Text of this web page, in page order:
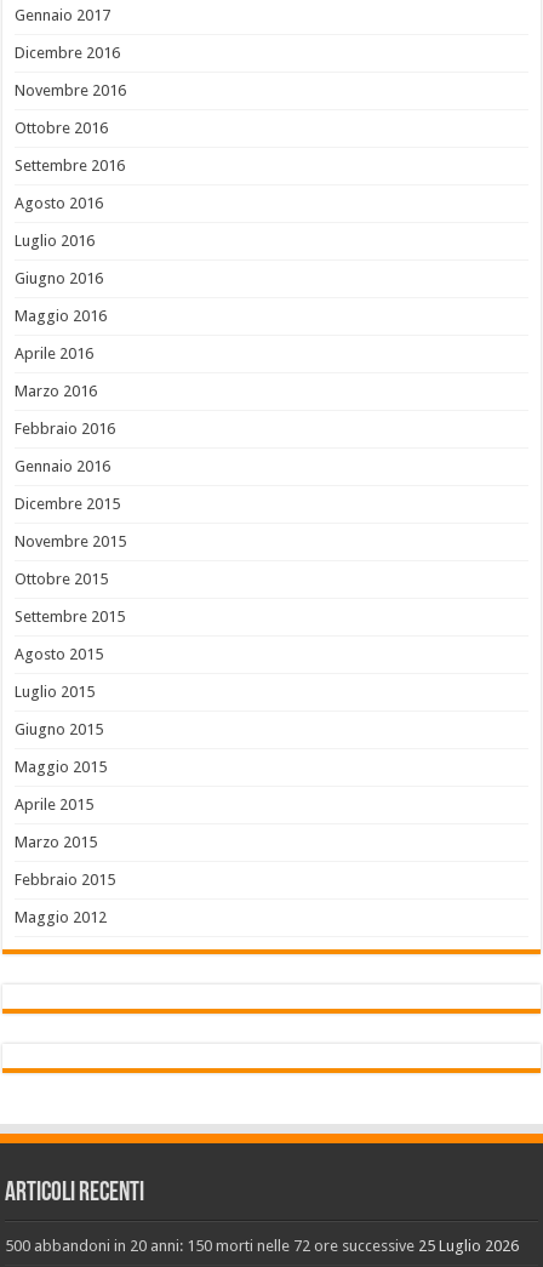
Gennaio 2017
Dicembre 2016
Novembre 2016
Ottobre 2016
Settembre 2016
Agosto 2016
Luglio 2016
Giugno 2016
Maggio 2016
Aprile 2016
Marzo 2016
Febbraio 2016
Gennaio 2016
Dicembre 2015
Novembre 2015
Ottobre 2015
Settembre 2015
Agosto 2015
Luglio 2015
Giugno 2015
Maggio 2015
Aprile 2015
Marzo 2015
Febbraio 2015
Maggio 2012
Articoli recenti
500 abbandoni in 20 anni: 150 morti nelle 72 ore successive 25 Luglio 2026